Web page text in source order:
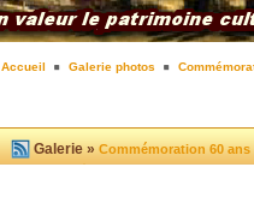
Accueil Galerie photos
Galerie »Commémoration 60 ans